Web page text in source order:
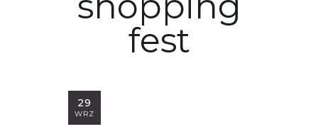
fest
29
WRZ